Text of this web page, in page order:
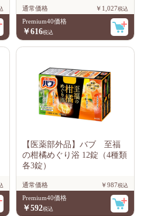
通常価格
￥1,027
Premium40価格
￥616
【医薬部外品】バブ 至福
の柑橘めぐり浴 12錠（4種類
各3錠）
通常価格
￥987
Premium40価格
￥592